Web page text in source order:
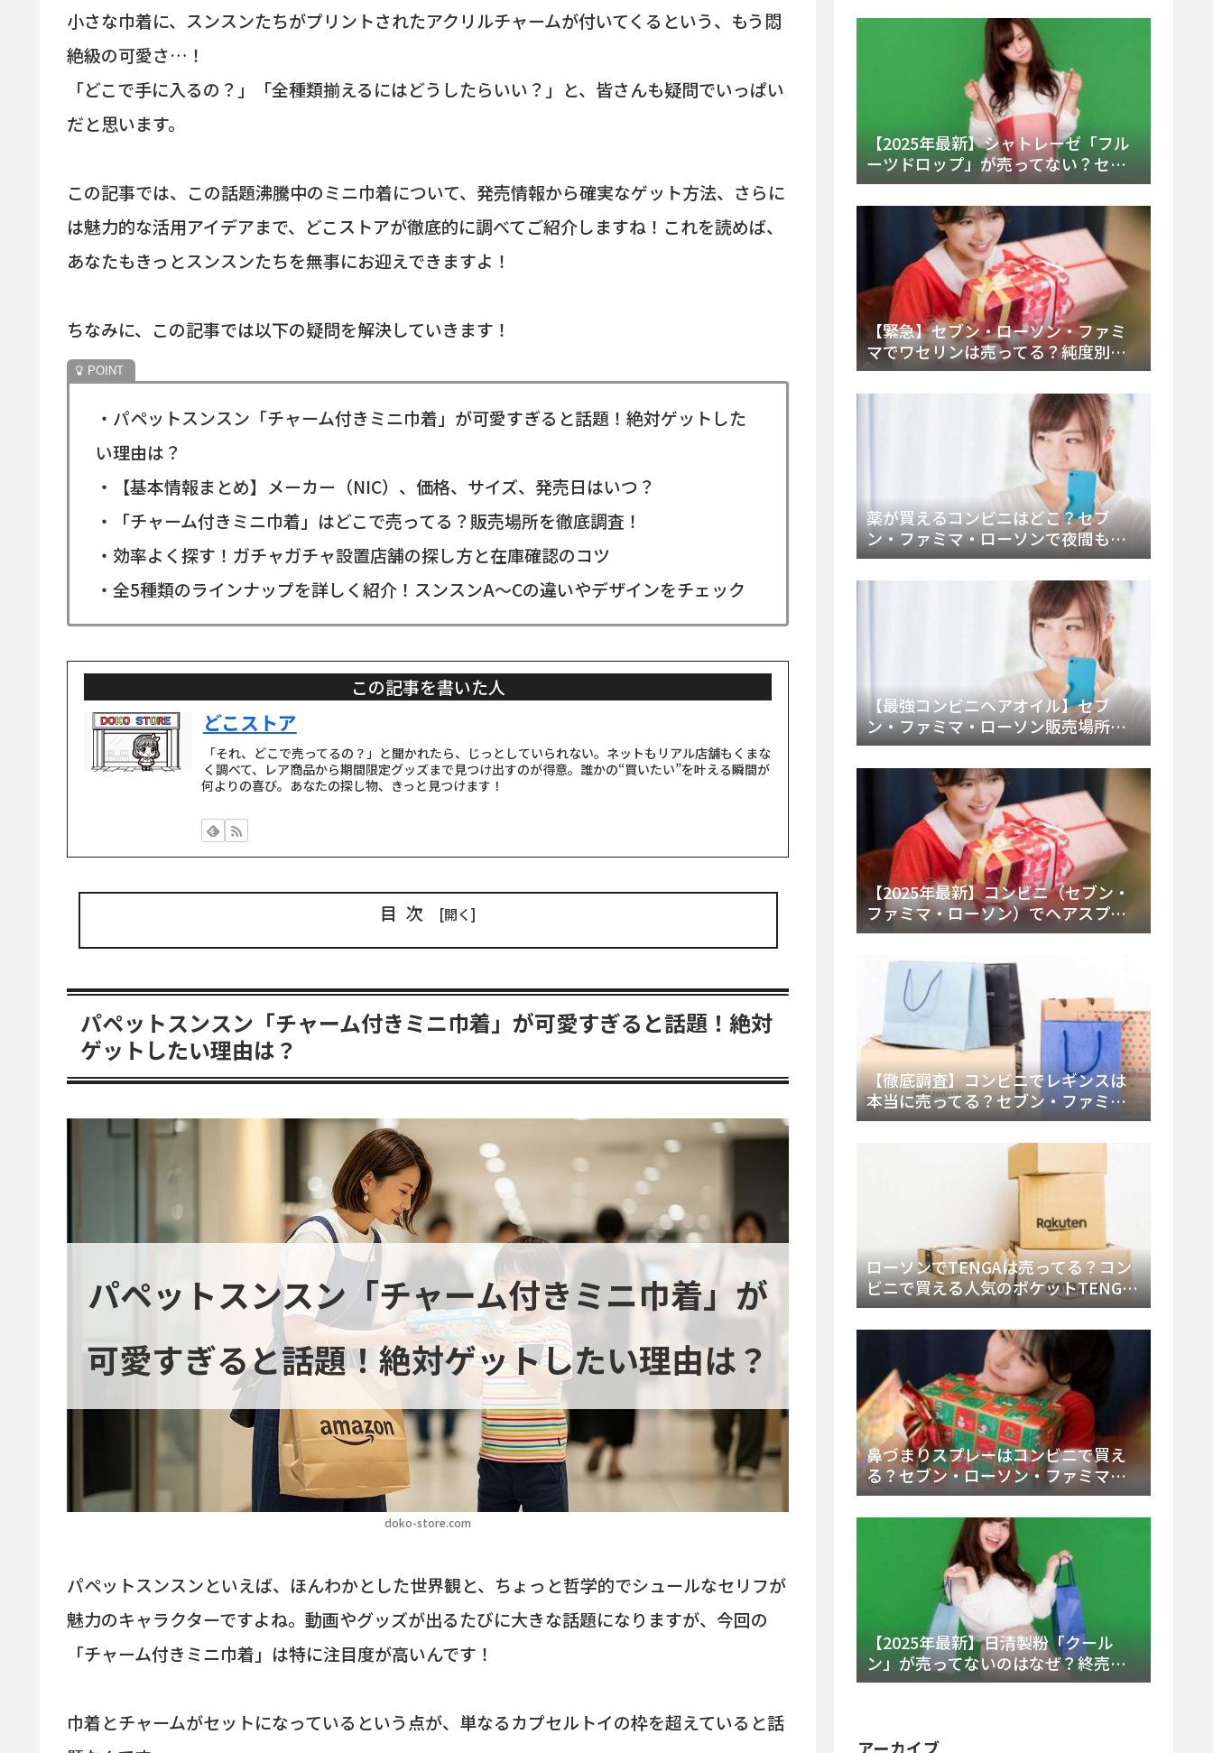
小さな巾着に、スンスンたちがプリントされたアクリルチャームが付いてくるという、もう悶
絶級の可愛さ…！
「どこで手に入るの？」「全種類揃えるにはどうしたらいい？」と、皆さんも疑問でいっぱい
だと思います。
この記事では、この話題沸騰中のミニ巾着について、発売情報から確実なゲット方法、さらに
は魅力的な活用アイデアまで、どこストアが徹底的に調べてご紹介しますね！これを読めば、
あなたもきっとスンスンたちを無事にお迎えできますよ！
ちなみに、この記事では以下の疑問を解決していきます！
・パペットスンスン「チャーム付きミニ巾着」が可愛すぎると話題！絶対ゲットした
い理由は？
・【基本情報まとめ】メーカー（NIC）、価格、サイズ、発売日はいつ？
・「チャーム付きミニ巾着」はどこで売ってる？販売場所を徹底調査！
・効率よく探す！ガチャガチャ設置店舗の探し方と在庫確認のコツ
・全5種類のラインナップを詳しく紹介！スンスンA〜Cの違いやデザインをチェック
この記事を書いた人
どこストア
「それ、どこで売ってるの？」と聞かれたら、じっとしていられない。ネットもリアル店舗もくまな
く調べて、レア商品から期間限定グッズまで見つけ出すのが得意。誰かの“買いたい”を叶える瞬間が
何よりの喜び。あなたの探し物、きっと見つけます！
目次
パペットスンスン「チャーム付きミニ巾着」が可愛すぎると話題！絶対
ゲットしたい理由は？
doko-store.com
パペットスンスン「チャーム付きミニ巾着」が
可愛すぎると話題！絶対ゲットしたい理由は？
パペットスンスンといえば、ほんわかとした世界観と、ちょっと哲学的でシュールなセリフが
魅力のキャラクターですよね。動画やグッズが出るたびに大きな話題になりますが、今回の
「チャーム付きミニ巾着」は特に注目度が高いんです！
巾着とチャームがセットになっているという点が、単なるカプセルトイの枠を超えていると話
法まとめ
【2025年最新】シャトレーゼ「フル
ーツドロップ」が売ってない？セブ
ンでの販売終了理由と代替アイスを
徹底解説！
【緊急】セブン・ローソン・ファミ
マでワセリンは売ってる？純度別お
すすめ品と販売場所を徹底まとめ
薬が買えるコンビニはどこ？セブ
ン・ファミマ・ローソンで夜間も買
える市販薬の種類と販売店の探し方
【2025年最新】
【最強コンビニヘアオイル】セブ
ン・ファミマ・ローソン販売場所
は？今すぐ買えるおすすめ市販品を
徹底調査！
【2025年最新】コンビニ（セブン・
ファミマ・ローソン）でヘアスプレ
ーは売ってる？販売場所と買える種
類・値段を徹底調査！
【徹底調査】コンビニでレギンスは
本当に売ってる？セブン・ファミ
マ・ローソンの取扱店舗とメーカ
ー・内容物を詳しく調べてみた！
ローソンでTENGAは売ってる？コン
ビニで買える人気のポケットTENGA
とエッグの取り扱い店舗と陳列場所
を徹底解説！
鼻づまりスプレーはコンビニで買え
る？セブン・ローソン・ファミマの
販売時間と主要製品を徹底解説
【2025年最新】日清製粉「クール
ン」が売ってないのはなぜ？終売の
真相とレアチーズケーキ代替品・再
アーカイブ